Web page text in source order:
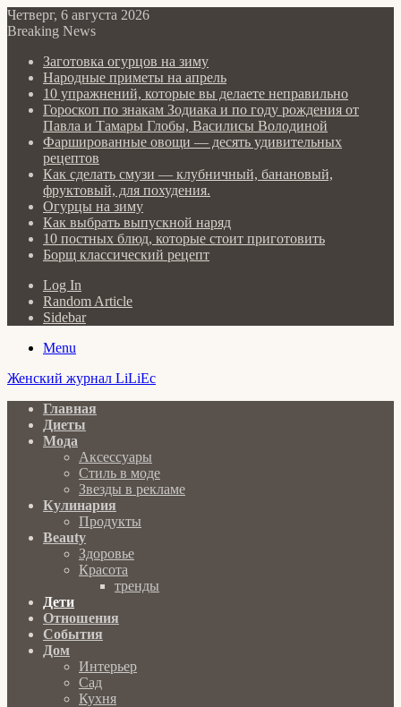
Четверг, 6 августа 2026
Breaking News
Заготовка огурцов на зиму
Народные приметы на апрель
10 упражнений, которые вы делаете неправильно
Гороскоп по знакам Зодиака и по году рождения от
Павла и Тамары Глобы, Василисы Володиной
Фаршированные овощи — десять удивительных
рецептов
Как сделать cмузи — клубничный, банановый,
фруктовый, для похудения.
Огурцы на зиму
Как выбрать выпускной наряд
10 постных блюд, которые стоит приготовить
Борщ классический рецепт
Log In
Random Article
Sidebar
Menu
Женский журнал LiLiEc
Главная
Диеты
Мода
Аксессуары
Стиль в моде
Звезды в рекламе
Кулинария
Продукты
Beauty
Здоровье
Красота
тренды
Дети
Отношения
События
Дом
Интерьер
Сад
Кухня